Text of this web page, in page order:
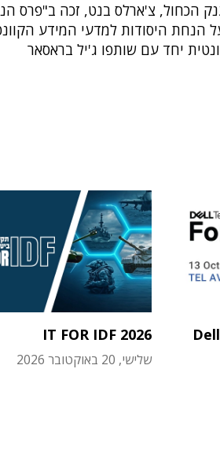
הכחול, צ'ארלס בנט, זכה ב"פרס
היסודות למדעי המידע
יחד עם שותפו ג'יל בראסאר
IT FOR IDF 2026
שלישי, 20 באוקטובר 2026